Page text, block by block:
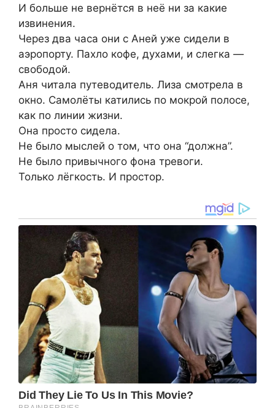
И больше не вернётся в неё ни за какие
извинения.
Через два часа они с Аней уже сидели в
аэропорту. Пахло кофе, духами, и слегка —
свободой.
Аня читала путеводитель. Лиза смотрела в
окно. Самолёты катились по мокрой полосе,
как по линии жизни.
Она просто сидела.
Не было мыслей о том, что она “должна”.
Не было привычного фона тревоги.
Только лёгкость. И простор.